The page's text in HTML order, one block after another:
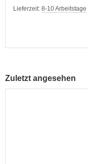
Lieferzeit: 8-10 Arbeitstage
Zuletzt angesehen